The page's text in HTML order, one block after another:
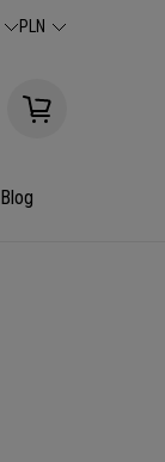
PLN
Blog